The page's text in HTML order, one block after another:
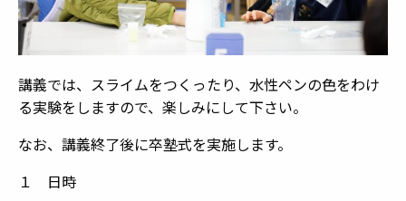
講義では、スライムをつくったり、水性ペンの色をわけ
る実験をしますので、楽しみにして下さい。
なお、講義終了後に卒塾式を実施します。
１ 日時